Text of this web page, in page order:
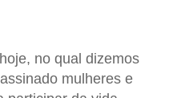
no qual dizemos
mulheres e